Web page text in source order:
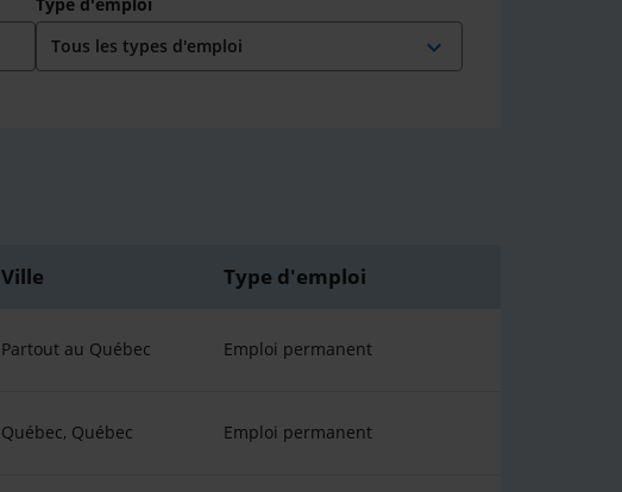
expand_more
Ville Type d'emploi
Partout au Québec Emploi permanent
Québec, Québec Emploi permanent